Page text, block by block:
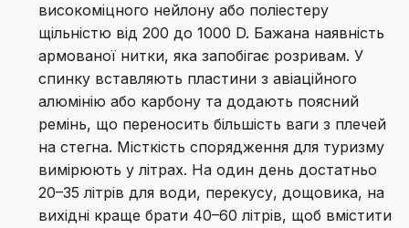
високоміцного нейлону або поліестеру
щільністю від 200 до 1000 D. Бажана наявність
армованої нитки, яка запобігає розривам. У
спинку вставляють пластини з авіаційного
алюмінію або карбону та додають поясний
ремінь, що переносить більшість ваги з плечей
на стегна. Місткість спорядження для туризму
вимірюють у літрах. На один день достатньо
20–35 літрів для води, перекусу, дощовика, на
вихідні краще брати 40–60 літрів, щоб вмістити